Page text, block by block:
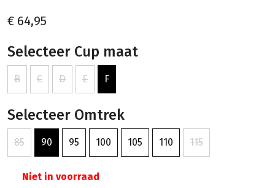
€ 64,95
Selecteer Cup maat
B C D E F
Selecteer Omtrek
85 90 95 100 105 110 115
Niet in voorraad